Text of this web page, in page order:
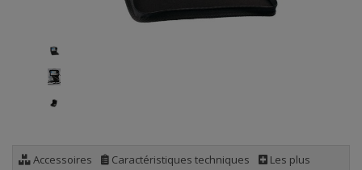
Accessoires Caractéristiques techniques
Les plus